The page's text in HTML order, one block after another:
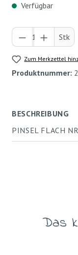
Verfügbar
Produkt Stk
Zum Merkzettel
Produktnummer:
BESCHREIBUNG
PINSEL FLACH
Das